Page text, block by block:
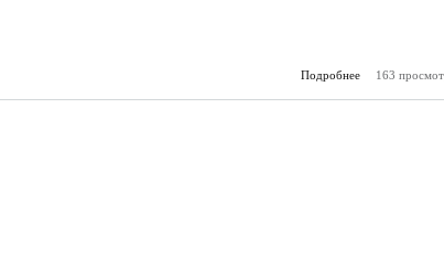
Подробнее
о
163